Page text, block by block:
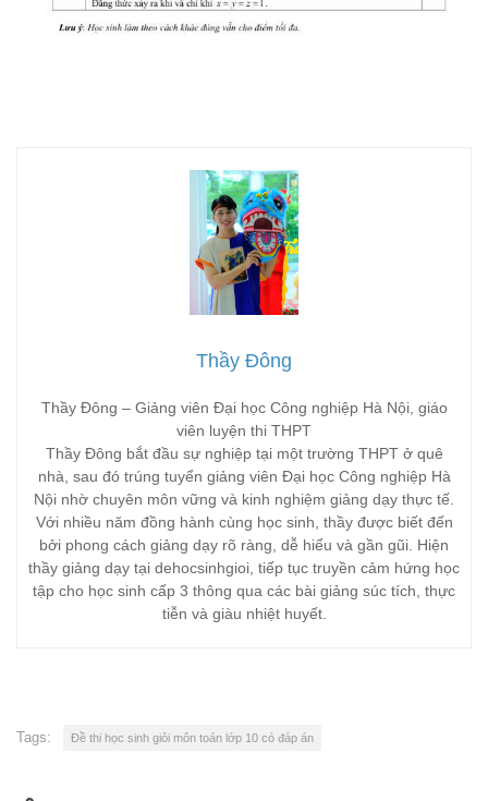
Thầy Đông
Thầy Đông – Giảng viên Đại học Công nghiệp Hà Nội, giáo
viên luyện thi THPT
Thầy Đông bắt đầu sự nghiệp tại một trường THPT ở quê
nhà, sau đó trúng tuyển giảng viên Đại học Công nghiệp Hà
Nội nhờ chuyên môn vững và kinh nghiệm giảng dạy thực tế.
Với nhiều năm đồng hành cùng học sinh, thầy được biết đến
bởi phong cách giảng dạy rõ ràng, dễ hiểu và gần gũi. Hiện
thầy giảng dạy tại dehocsinhgioi, tiếp tục truyền cảm hứng học
tập cho học sinh cấp 3 thông qua các bài giảng súc tích, thực
tiễn và giàu nhiệt huyết.
Tags: Đề thi học sinh giỏi môn toán lớp 10 có đáp án